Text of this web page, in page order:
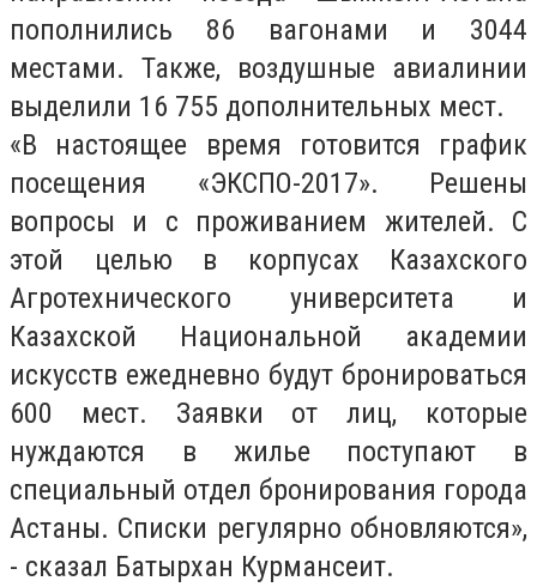
пополнились 86 вагонами и 3044
местами. Также, воздушные авиалинии
выделили 16 755 дополнительных мест.
«В настоящее время готовится график
посещения «ЭКСПО-2017». Решены
вопросы и с проживанием жителей. С
этой целью в корпусах Казахского
Агротехнического университета и
Казахской Национальной академии
искусств ежедневно будут бронироваться
600 мест. Заявки от лиц, которые
нуждаются в жилье поступают в
специальный отдел бронирования города
Астаны. Списки регулярно обновляются»,
- сказал Батырхан Курмансеит.